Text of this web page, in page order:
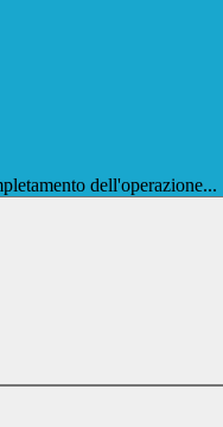
dell'operazione...